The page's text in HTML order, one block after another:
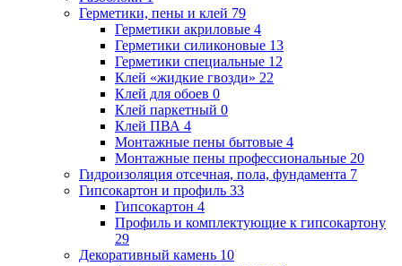
Герметики, пены и клей 79
Герметики акриловые 4
Герметики силиконовые 13
Герметики специальные 12
Клей «жидкие гвозди» 22
Клей для обоев 0
Клей паркетный 0
Клей ПВА 4
Монтажные пены бытовые 4
Монтажные пены профессиональные 20
Гидроизоляция отсечная, пола, фундамента 7
Гипсокартон и профиль 33
Гипсокартон 4
Профиль и комплектующие к гипсокартону
29
Декоративный камень 10